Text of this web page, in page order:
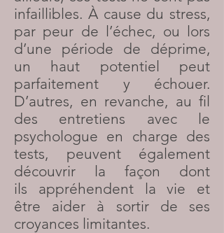
infaillibles. À cause du stress,
par peur de l’échec, ou lors
d’une période de déprime,
un haut potentiel peut
parfaitement y échouer.
D’autres, en revanche, au fil
des entretiens avec le
psychologue en charge des
tests, peuvent également
découvrir la façon dont
ils appréhendent la vie et
être aider à sortir de ses
croyances limitantes.